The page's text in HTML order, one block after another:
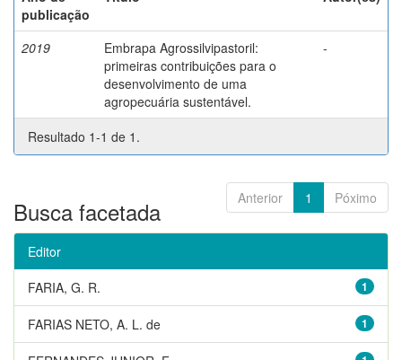
publicação
2019
Embrapa Agrossilvipastoril:
primeiras contribuições para o
desenvolvimento de uma
agropecuária sustentável.
-
Resultado 1-1 de 1.
Anterior 1 Póximo
Busca facetada
Editor
1
FARIA, G. R.
1
FARIAS NETO, A. L. de